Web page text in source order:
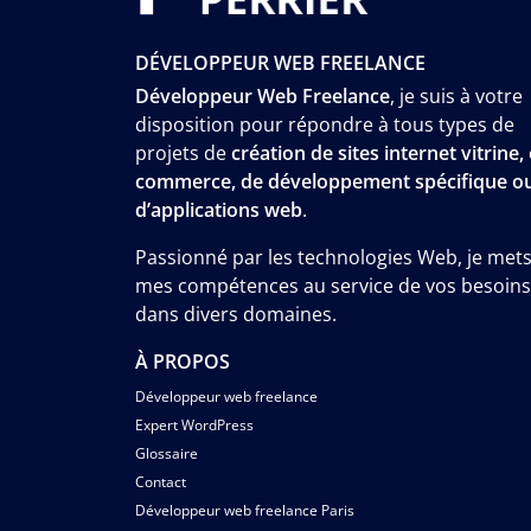
DÉVELOPPEUR WEB FREELANCE
Développeur Web Freelance, je suis à votre
disposition pour répondre à tous types de
projets decréation de sites internet vitrine,
commerce, de développement spécifique
d’applications web.
Passionné par les technologies Web, je mets
mes compétences au service de vos besoins
dans divers domaines.
À PROPOS
Développeur web freelance
Expert WordPress
Glossaire
Contact
Développeur web freelance Paris